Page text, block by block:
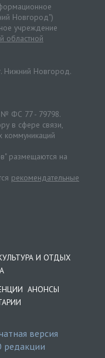
Новгород")
учреждение
областной
Нижний Новгород.
№ ФС 77 - 79798.
в сфере связи,
коммуникаций
размещаются на
рекомендательные
И ОТДЫХ
АНОНСЫ
версия
редакции